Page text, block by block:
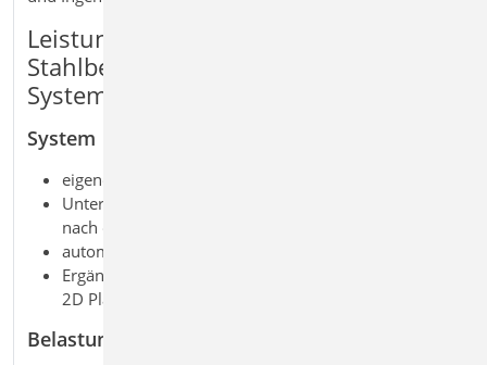
Leistungsmerkmale M316.de -
Stahlbeton-Deckenversatz (ebene
Systeme)
System
eigener Positionstyp für einen Deckenversatz
Unterscheidung für anschließende Decke vor Versatz
nach oben oder unten
automatische FE-Modellierung eines Balkens
Ergänzung zu dem Grundmodul „M100.de MicroFe
2D Platte - Stahlbeton-Plattensystem“
Belastungen